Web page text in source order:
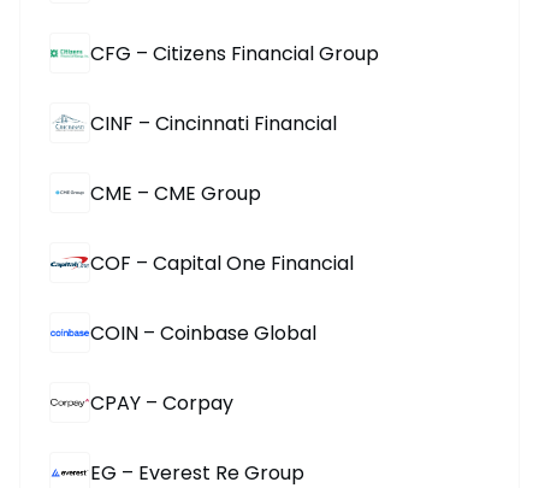
CFG – Citizens Financial Group
CINF – Cincinnati Financial
CME – CME Group
COF – Capital One Financial
COIN – Coinbase Global
CPAY – Corpay
EG – Everest Re Group